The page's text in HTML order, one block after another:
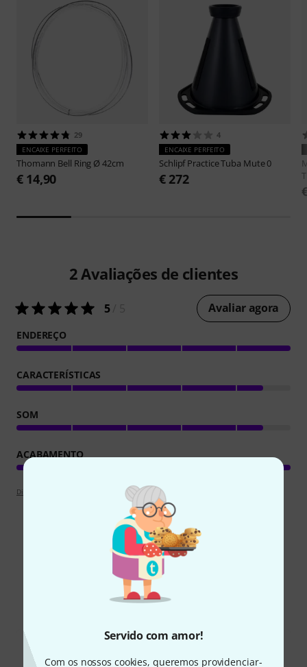
Servido com amor!
Com os nossos cookies, queremos providenciar-
29
ENCAIXE PERFEITO
Thomann Bell Ring Ø 42cm
€ 14,90
4
ENCAIXE PERFEITO
SchlipfPractice Tuba Mute 0
€ 272
2Avaliações de clientes
5/ 5 Avaliar agora
ENDEREÇO
CARACTERÍSTICAS
SOM
ACABAMENTO
Diretrizes de apreciações
Sabia?
Todos Guia Online